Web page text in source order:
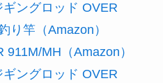
ングロッド OVER
り竿（Amazon）
MH（Amazon）
ングロッド OVER